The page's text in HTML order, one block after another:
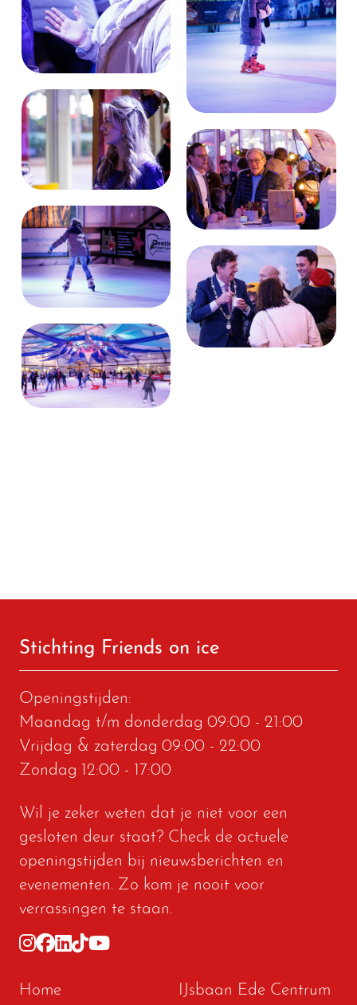
Stichting Friends on ice
Openingstijden:
Maandag t/m donderdag 09:00 - 21:00
Vrijdag & zaterdag 09:00 - 22:00
Zondag 12:00 - 17:00
Wil je zeker weten dat je niet voor een
gesloten deur staat? Check de actuele
openingstijden bij nieuwsberichten en
evenementen. Zo kom je nooit voor
verrassingen te staan.
Home IJsbaan Ede Centrum